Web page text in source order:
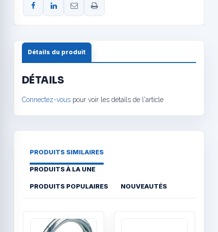
Détails du produit
DÉTAILS
Connectez-vous pour voir les détails de l'article
PRODUITS SIMILAIRES
PRODUITS À LA UNE
PRODUITS POPULAIRES NOUVEAUTÉS